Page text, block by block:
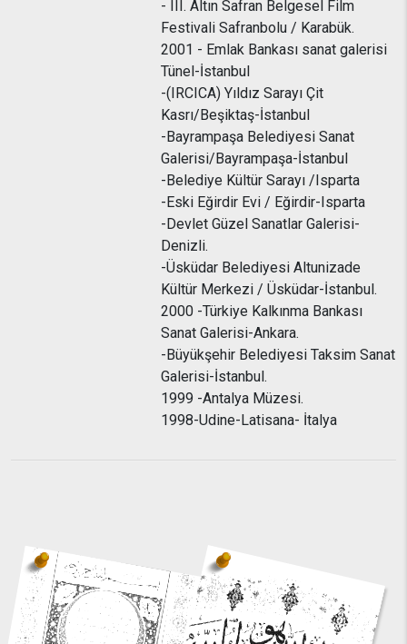
- III. Altın Safran Belgesel Film
Festivali Safranbolu / Karabük.
2001 - Emlak Bankası sanat galerisi
Tünel-İstanbul
-(IRCICA) Yıldız Sarayı Çit
Kasrı/Beşiktaş-İstanbul
-Bayrampaşa Belediyesi Sanat
Galerisi/Bayrampaşa-İstanbul
-Belediye Kültür Sarayı /Isparta
-Eski Eğirdir Evi / Eğirdir-Isparta
-Devlet Güzel Sanatlar Galerisi-
Denizli.
-Üsküdar Belediyesi Altunizade
Kültür Merkezi / Üsküdar-İstanbul.
2000 -Türkiye Kalkınma Bankası
Sanat Galerisi-Ankara.
-Büyükşehir Belediyesi Taksim Sanat
Galerisi-İstanbul.
1999 -Antalya Müzesi.
1998-Udine-Latisana- İtalya